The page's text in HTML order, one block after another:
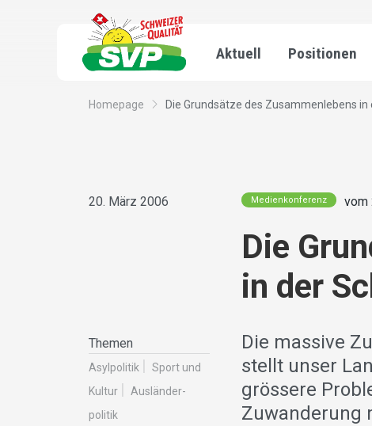
Aktuell Positionen
Homepage Die Grundsätze des Zusammenlebens in
20. März 2006
Themen
Asylpolitik
Sport und
Kultur
Ausländer­
politik
Medienkonferenz vom
Die
in der
Die massive
stellt unser
grössere
Zuwanderung